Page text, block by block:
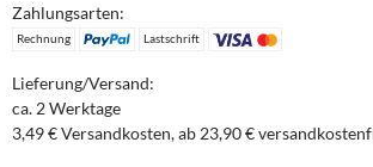
Zahlungsarten:
Rechnung Lastschrift
Lieferung/Versand:
ca. 2 Werktage
3,49 € Versandkosten, ab 23,90 €